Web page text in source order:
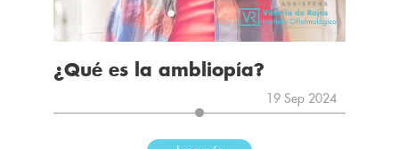
¿Qué es la ambliopía?
19 Sep 2024